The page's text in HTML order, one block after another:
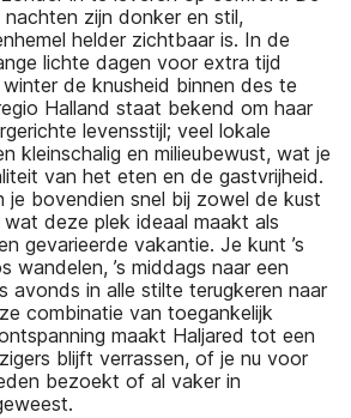
zijn donker en stil,
helder zichtbaar is. In de
lichte dagen voor extra tijd
de knusheid binnen des te
Halland staat bekend om haar
levensstijl; veel lokale
kleinschalig en milieubewust, wat je
van het eten en de gastvrijheid.
je bovendien snel bij zowel de kust
deze plek ideaal maakt als
gevarieerde vakantie. Je kunt ’s
wandelen, ’s middags naar een
avonds in alle stilte terugkeren naar
combinatie van toegankelijk
maakt Haljared tot een
blijft verrassen, of je nu voor
bezoekt of al vaker in